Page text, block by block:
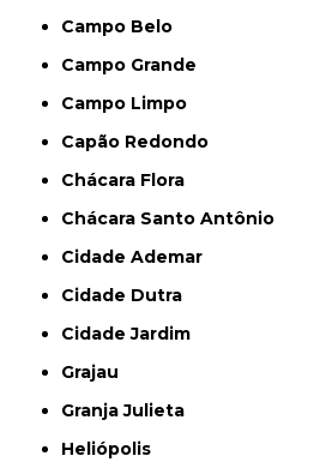
Campo Belo
Campo Grande
Campo Limpo
Capão Redondo
Chácara Flora
Chácara Santo Antônio
Cidade Ademar
Cidade Dutra
Cidade Jardim
Grajau
Granja Julieta
Heliópolis